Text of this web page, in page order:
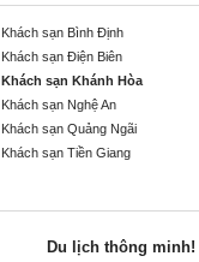
Khách sạn Bình Định
Khách sạn Điện Biên
Khách sạn Khánh Hòa
Khách sạn Nghệ An
Khách sạn Quảng Ngãi
Khách sạn Tiền Giang
Du lịch thông minh!